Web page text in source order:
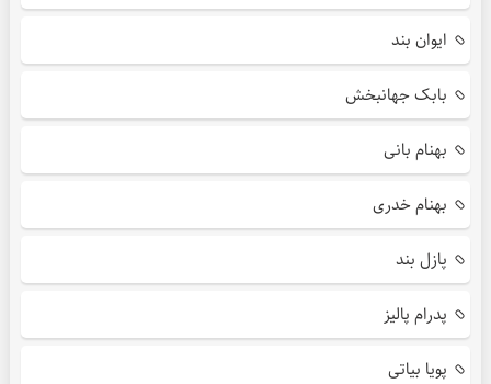
ایوان بند
بابک جهانبخش
بهنام بانی
بهنام خدری
پازل بند
پدرام پالیز
پویا بیاتی